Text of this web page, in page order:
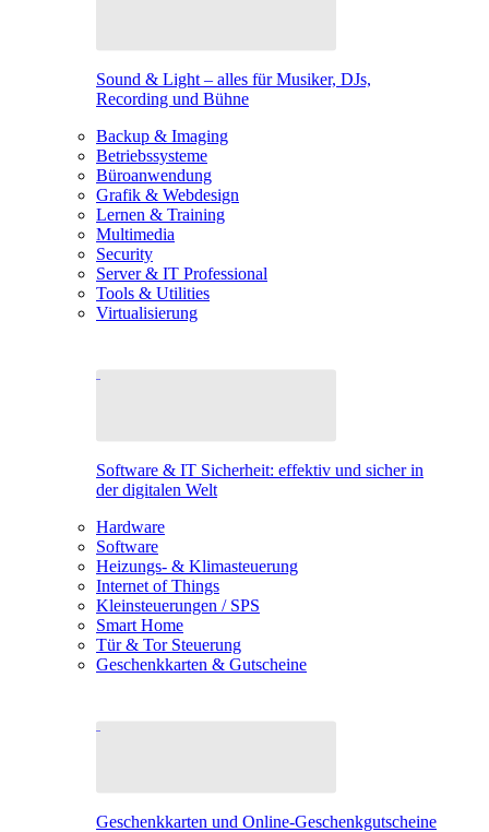
Sound & Light – alles für Musiker, DJs,
Recording und Bühne
Backup & Imaging
Betriebssysteme
Büroanwendung
Grafik & Webdesign
Lernen & Training
Multimedia
Security
Server & IT Professional
Tools & Utilities
Virtualisierung
Software & IT Sicherheit: effektiv und sicher in
der digitalen Welt
Hardware
Software
Heizungs- & Klimasteuerung
Internet of Things
Kleinsteuerungen / SPS
Smart Home
Tür & Tor Steuerung
Geschenkkarten & Gutscheine
Geschenkkarten und Online-Geschenkgutscheine